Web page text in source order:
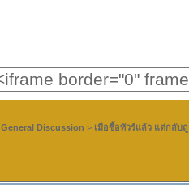
General Discussion > เมื่อซื้อทัวร์แล้ว แต่กลับ